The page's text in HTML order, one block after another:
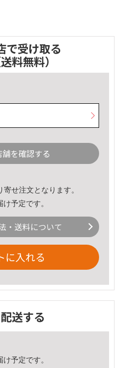
で受け取る
送料無料）
を確認する
せ注文となります。
予定です。
・送料について
に入れる
配送する
予定です。